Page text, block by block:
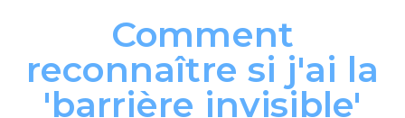
Comment
reconnaître si j'ai la
'barrière invisible'